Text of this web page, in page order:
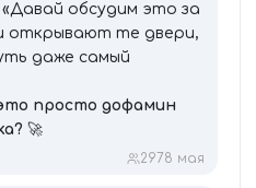
обсудим это за
открывают те двери,
даже самый
просто дофамин
🚀
2978 мая